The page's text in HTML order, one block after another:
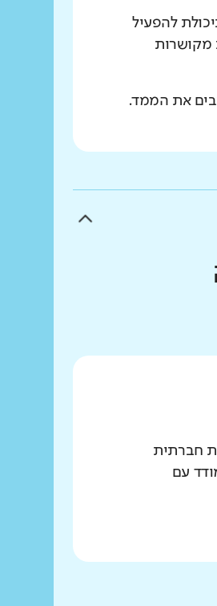
להפעיל
מקושרות
את הממד.
חברתית
עם